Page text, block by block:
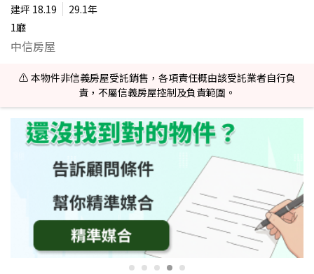
建坪 18.19
29.1年
1廳
中信房屋
⚠️ 本物件非信義房屋受託銷售，各項責任概由該受託業者自行負
責，不屬信義房屋控制及負責範圍。